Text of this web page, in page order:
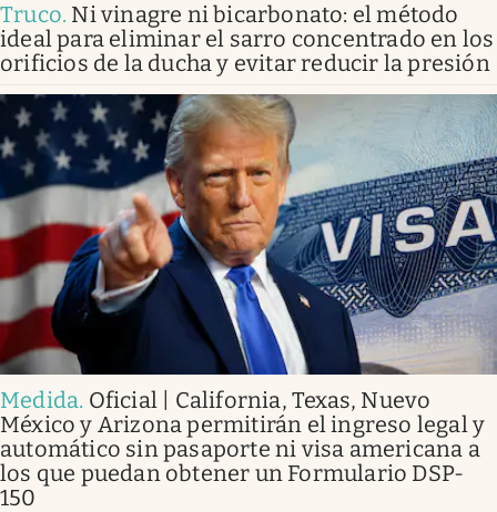
Truco. Ni vinagre ni bicarbonato: el método
ideal para eliminar el sarro concentrado en los
orificios de la ducha y evitar reducir la presión
Medida. Oficial | California, Texas, Nuevo
México y Arizona permitirán el ingreso legal y
automático sin pasaporte ni visa americana a
los que puedan obtener un Formulario DSP-
150